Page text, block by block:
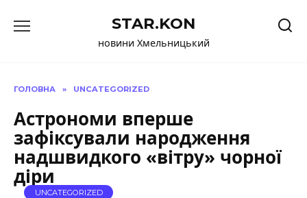
до
STAR.KON
новини Хмельницький
ГОЛОВНА » UNCATEGORIZED
Астрономи вперше
зафіксували народження
надшвидкого «вітру» чорної
діри
UNCATEGORIZED